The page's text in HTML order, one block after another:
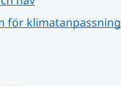
för klimatanpassning